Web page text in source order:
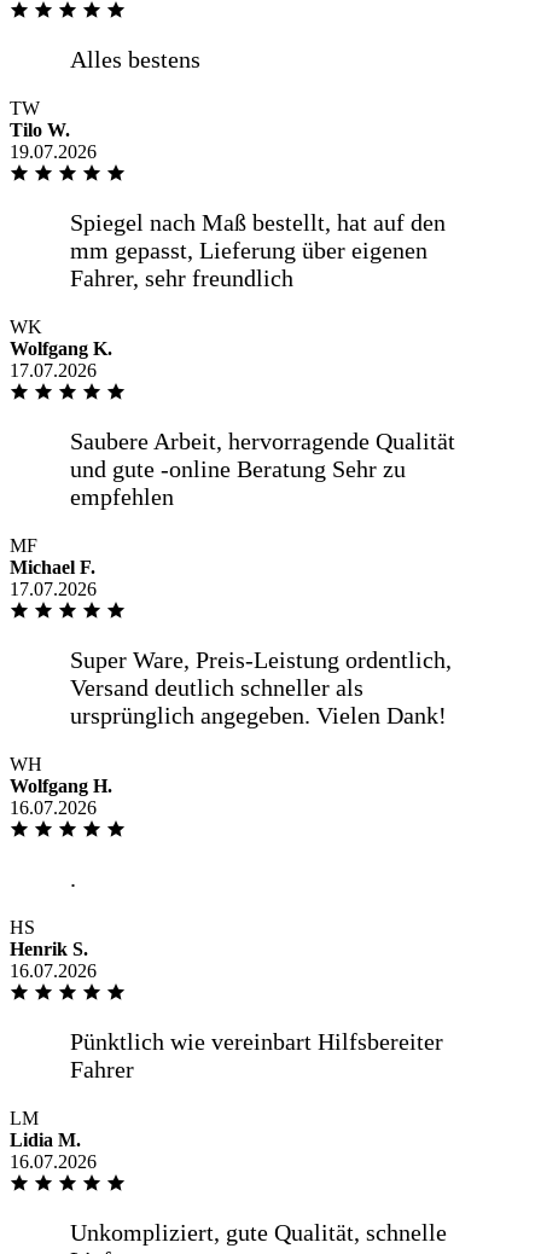
TW
Tilo W.
19.07.2026
WK
Wolfgang K.
17.07.2026
MF
Michael F.
17.07.2026
WH
Wolfgang H.
16.07.2026
HS
Henrik S.
16.07.2026
LM
Lidia M.
16.07.2026